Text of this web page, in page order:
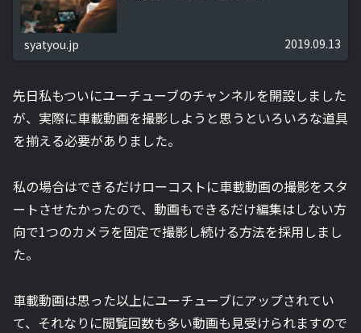
syatyou.jp 2019.09.13
先日私もついにユーチューブのチャンネルを開設しました
が、実際に車載動画を撮影しようと思うといろいろな道具
を揃える必要がありました。
私の場合はできるだけローコストに車載動画の撮影をスタ
ートさせたかったので、動画もできるだけ編集はしない方
向で1つのカメラを固定で撮影し続ける方法を採用しまし
た。
車載動画は思った以上にユーチューブにアップされてい
て、それなりに閲覧回数も多い動画も見受けられますので